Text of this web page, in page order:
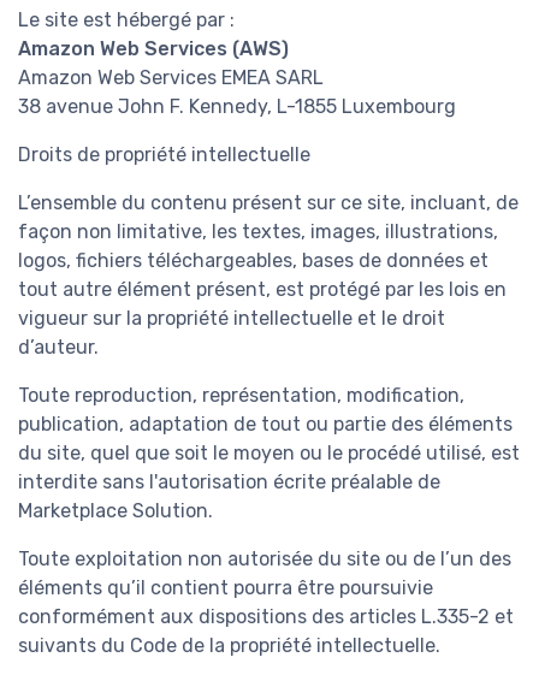
Le site est hébergé par :
Amazon Web Services (AWS)
Amazon Web Services EMEA SARL
38 avenue John F. Kennedy, L-1855 Luxembourg
Droits de propriété intellectuelle
L’ensemble du contenu présent sur ce site, incluant, de
façon non limitative, les textes, images, illustrations,
logos, fichiers téléchargeables, bases de données et
tout autre élément présent, est protégé par les lois en
vigueur sur la propriété intellectuelle et le droit
d’auteur.
Toute reproduction, représentation, modification,
publication, adaptation de tout ou partie des éléments
du site, quel que soit le moyen ou le procédé utilisé, est
interdite sans l'autorisation écrite préalable de
Marketplace Solution.
Toute exploitation non autorisée du site ou de l’un des
éléments qu’il contient pourra être poursuivie
conformément aux dispositions des articles L.335-2 et
suivants du Code de la propriété intellectuelle.